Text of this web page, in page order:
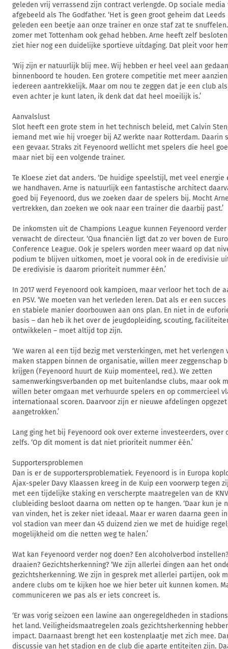
geleden vrij verrassend zijn contract verlengde. Op sociale
afgebeeld als The Godfather. ‘Het is geen groot geheim dat
geleden een beetje aan onze trainer en onze staf zat te
zomer met Tottenham ook gehad hebben. Arne heeft zelf
ziet hier nog een duidelijke sportieve uitdaging. Dat pleit voor
‘Wij zijn er natuurlijk blij mee. Wij hebben er heel veel aan
binnenboord te houden. Een grotere competitie met meer
iedereen aantrekkelijk. Maar om nou te zeggen dat je een club
even achter je kunt laten, ik denk dat dat heel moeilijk is.’
Aanvalslust
Slot heeft een grote stem in het technisch beleid, met Calvin
iemand met wie hij vroeger bij AZ werkte naar Rotterdam. Daarin
een gevaar. Straks zit Feyenoord wellicht met spelers die heel
maar niet bij een volgende trainer.
Te Kloese ziet dat anders. ‘De huidige speelstijl, met veel
we handhaven. Arne is natuurlijk een fantastische architect
goed bij Feyenoord, dus we zoeken daar de spelers bij. Mocht
vertrekken, dan zoeken we ook naar een trainer die daarbij past.’
De inkomsten uit de Champions League kunnen Feyenoord
verwacht de directeur. ‘Qua financiën ligt dat zo ver boven de
Conference League. Ook je spelers worden meer waard op dat
podium te blijven uitkomen, moet je vooral ook in de eredivisie
De eredivisie is daarom prioriteit nummer één.’
In 2017 werd Feyenoord ook kampioen, maar verloor het toch de
en PSV. ‘We moeten van het verleden leren. Dat als er een
en stabiele manier doorbouwen aan ons plan. En niet in de
basis – dan heb ik het over de jeugdopleiding, scouting,
ontwikkelen – moet altijd top zijn.
‘We waren al een tijd bezig met versterkingen, met het verlengen
maken stappen binnen de organisatie, willen meer zeggenschap
krijgen (Feyenoord huurt de Kuip momenteel, red.). We zetten
samenwerkingsverbanden op met buitenlandse clubs, maar ook
willen beter omgaan met verhuurde spelers en op commercieel
internationaal scoren. Daarvoor zijn er nieuwe afdelingen
aangetrokken.’
Lang ging het bij Feyenoord ook over externe investeerders, over
zelfs. ‘Op dit moment is dat niet prioriteit nummer één.’
Supportersproblemen
Dan is er de supportersproblematiek. Feyenoord is in Europa
Ajax-speler Davy Klaassen kreeg in de Kuip een voorwerp tegen
met een tijdelijke staking en verscherpte maatregelen van de
clubleiding besloot daarna om netten op te hangen. ‘Daar kun je
van vinden, het is zeker niet ideaal. Maar er waren daarna geen
vol stadion van meer dan 45 duizend zien we met de huidige
mogelijkheid om die netten weg te halen.’
Wat kan Feyenoord verder nog doen? Een alcoholverbod
draaien? Gezichtsherkenning? ‘We zijn allerlei dingen aan het
gezichtsherkenning. We zijn in gesprek met allerlei partijen, ook
andere clubs om te kijken hoe we hier beter uit kunnen komen.
communiceren we pas als er iets concreet is.
‘Er was vorig seizoen een lawine aan ongeregeldheden in
het land. Veiligheidsmaatregelen zoals gezichtsherkenning
impact. Daarnaast brengt het een kostenplaatje met zich mee.
discussie van het stadion en de club die aparte entiteiten zijn.